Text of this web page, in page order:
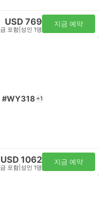
USD 769
포함 성인 1명
지금 예약
#WY318 +1
USD 1062
포함 성인 1명
지금 예약